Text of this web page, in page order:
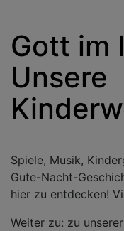
Gott im
Unsere
Spiele, Musik,
Gute-Nacht-
hier zu entdecken!
Weiter zu: zu unserer